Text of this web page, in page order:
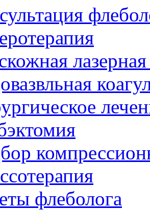
флеболога